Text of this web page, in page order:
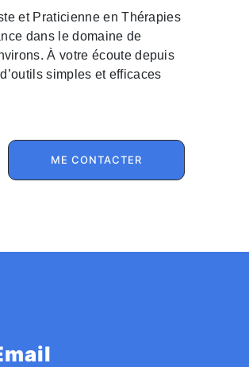
dans le domaine de
À votre écoute depuis
simples et efficaces
ME CONTACTER